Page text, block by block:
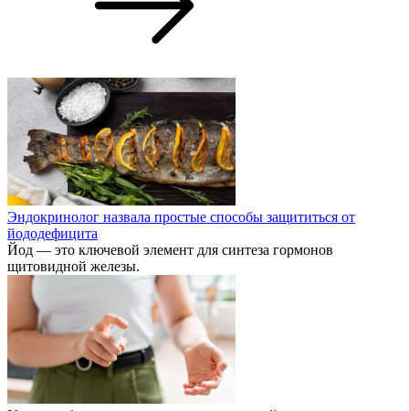
Эндокринолог назвала простые способы защититься от
йододефицита
Йод — это ключевой элемент для синтеза гормонов
щитовидной железы.